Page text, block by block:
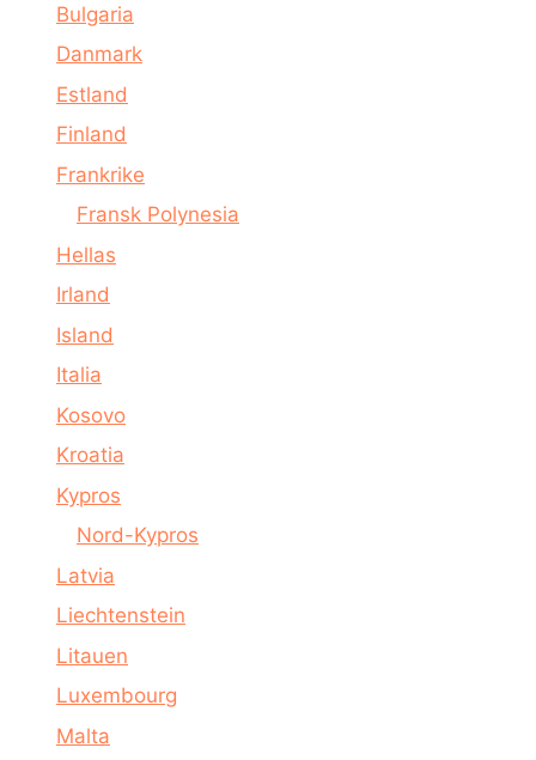
Bulgaria
Danmark
Estland
Finland
Frankrike
Fransk Polynesia
Hellas
Irland
Island
Italia
Kosovo
Kroatia
Kypros
Nord-Kypros
Latvia
Liechtenstein
Litauen
Luxembourg
Malta